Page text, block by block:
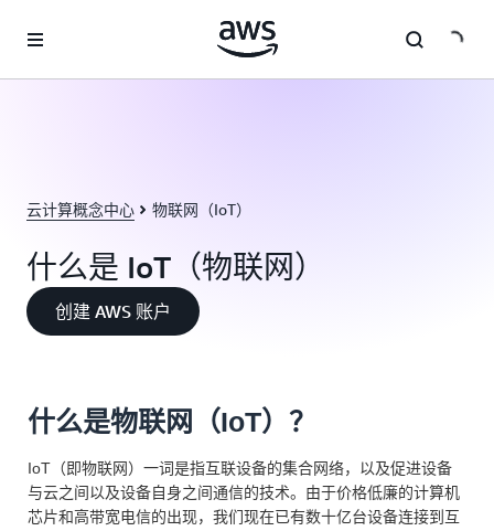
云计算概念中心 物联网（IoT）
什么是 IoT（物联网）
创建 AWS 账户
什么是物联网（IoT）？
IoT（即物联网）一词是指互联设备的集合网络，以及促进设备
与云之间以及设备自身之间通信的技术。由于价格低廉的计算机
芯片和高带宽电信的出现，我们现在已有数十亿台设备连接到互